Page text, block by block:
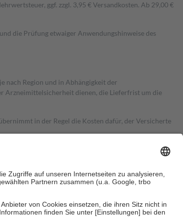
ggf. zzgl. 3,95 € Versandkosten. Ab 29,00 €
die Prüfung etwaiger Anwendungshinweise des
nach Region und in Abhängigkeit der
Arzneimittelsicherheit dienen, die Lieferfrist um die
in der Regel die Kosten dafür, der Versicherte
an bei: